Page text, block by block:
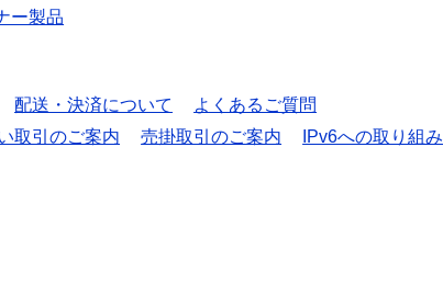
ー製品
配送・決済について
よくあるご質問
取引のご案内 売掛取引のご案内
IPv6への取り組み